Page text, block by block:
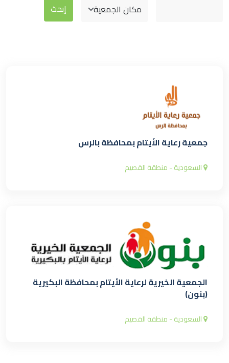
إبحث
جمعية رعاية الأيتام بمحافظة بالرس
السعودية - منطقة القصيم
الجمعية الخيرية لرعاية الأيتام بمحافظة البكيرية
(بنون)
السعودية - منطقة القصيم